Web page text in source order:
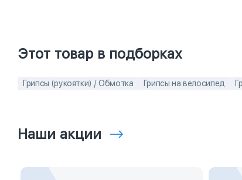
Этот товар в подборках
Грипсы (рукоятки) / Обмотка Грипсы на велосипед
Наши акции